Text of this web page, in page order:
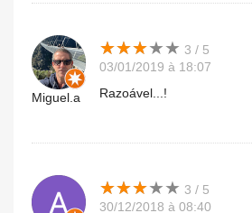
Miguel.a
★★★★★
★★★★★ 3 / 5
03/01/2019 à 18:07
Razoável...!
★★★★★
★★★★★ 3 / 5
30/12/2018 à 08:40